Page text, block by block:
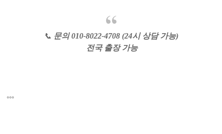
📞 문의 010-8022-4708 (24시 상담 가능)
전국 출장 가능